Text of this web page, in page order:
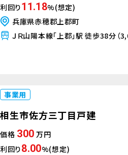
利回り11.18%(想定)
兵庫県赤穂郡上郡町
ＪＲ山陽本線「上郡」駅 徒歩38分（
事業用
相生市佐方三丁目戸建
価格 300 万円
利回り8.00%(想定)